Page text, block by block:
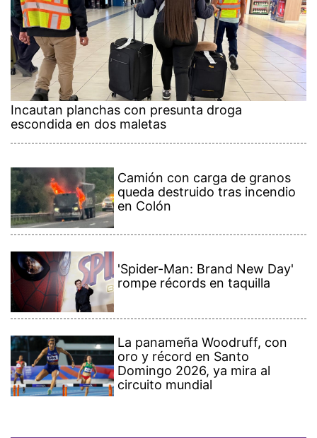
Incautan planchas con presunta droga
escondida en dos maletas
Camión con carga de granos
queda destruido tras incendio
en Colón
'Spider-Man: Brand New Day'
rompe récords en taquilla
La panameña Woodruff, con
oro y récord en Santo
Domingo 2026, ya mira al
circuito mundial